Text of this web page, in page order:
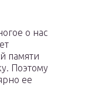
о нас
памяти
Поэтому
ее